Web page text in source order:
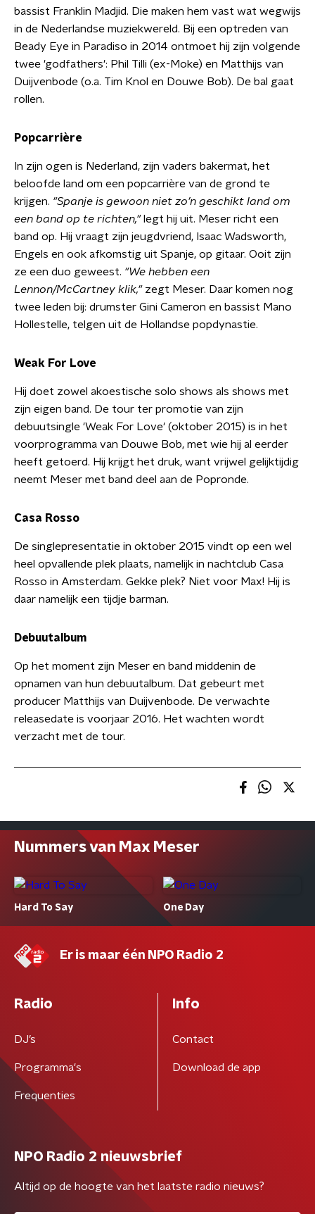
bassist Franklin Madjid. Die maken hem vast wat wegwijs
in de Nederlandse muziekwereld. Bij een optreden van
Beady Eye in Paradiso in 2014 ontmoet hij zijn volgende
twee 'godfathers': Phil Tilli (ex-Moke) en Matthijs van
Duijvenbode (o.a. Tim Knol en Douwe Bob). De bal gaat
rollen.
Popcarrière
In zijn ogen is Nederland, zijn vaders bakermat, het
beloofde land om een popcarrière van de grond te
krijgen. "Spanje is gewoon niet zo’n geschikt land om
een band op te richten,"legt hij uit. Meser richt een
band op. Hij vraagt zijn jeugdvriend, Isaac Wadsworth,
Engels en ook afkomstig uit Spanje, op gitaar. Ooit zijn
ze een duo geweest. "We hebben een
Lennon/McCartney klik,"zegt Meser. Daar komen nog
twee leden bij: drumster Gini Cameron en bassist Mano
Hollestelle, telgen uit de Hollandse popdynastie.
Weak For Love
Hij doet zowel akoestische solo shows als shows met
zijn eigen band. De tour ter promotie van zijn
debuutsingle 'Weak For Love' (oktober 2015) is in het
voorprogramma van Douwe Bob, met wie hij al eerder
heeft getoerd. Hij krijgt het druk, want vrijwel gelijktijdig
neemt Meser met band deel aan de Popronde.
Casa Rosso
De singlepresentatie in oktober 2015 vindt op een wel
heel opvallende plek plaats, namelijk in nachtclub Casa
Rosso in Amsterdam. Gekke plek? Niet voor Max! Hij is
daar namelijk een tijdje barman.
Debuutalbum
Op het moment zijn Meser en band middenin de
opnamen van hun debuutalbum. Dat gebeurt met
producer Matthijs van Duijvenbode. De verwachte
releasedate is voorjaar 2016. Het wachten wordt
verzacht met de tour.
Nummers van Max Meser
Hard To Say One Day
Er is maar één NPO Radio 2
Radio
DJ’s
Programma's
Frequenties
Info
Contact
Download de app
NPO Radio 2 nieuwsbrief
Altijd op de hoogte van het laatste radio nieuws?